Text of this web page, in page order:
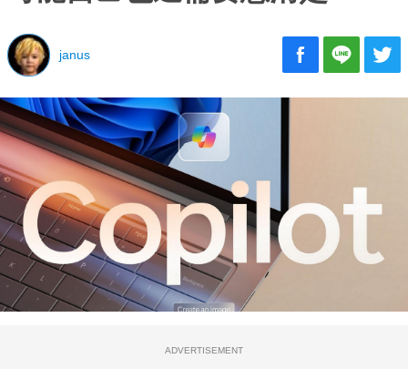
janus
ADVERTISEMENT